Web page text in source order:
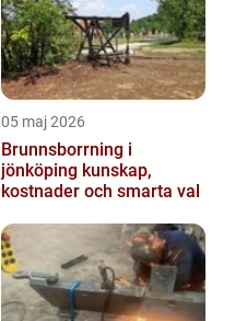
05 maj 2026
Brunnsborrning i
jönköping kunskap,
kostnader och smarta val